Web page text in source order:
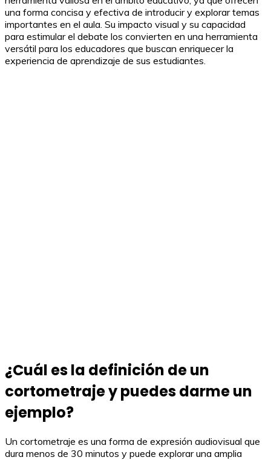
una forma concisa y efectiva de introducir y explorar temas
importantes en el aula. Su impacto visual y su capacidad
para estimular el debate los convierten en una herramienta
versátil para los educadores que buscan enriquecer la
experiencia de aprendizaje de sus estudiantes.
¿Cuál es la definición de un
cortometraje y puedes darme un
ejemplo?
Un cortometraje es una forma de expresión audiovisual que
dura menos de 30 minutos y puede explorar una amplia